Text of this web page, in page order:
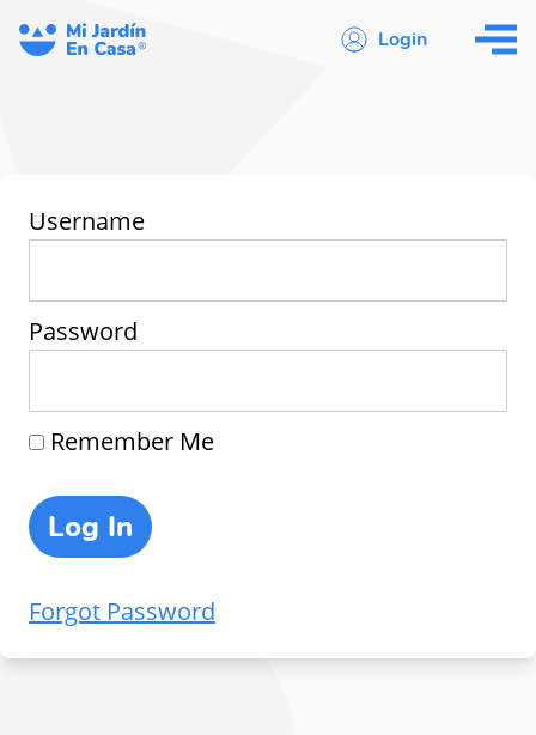
Login
Username
Password
Remember Me
Forgot Password